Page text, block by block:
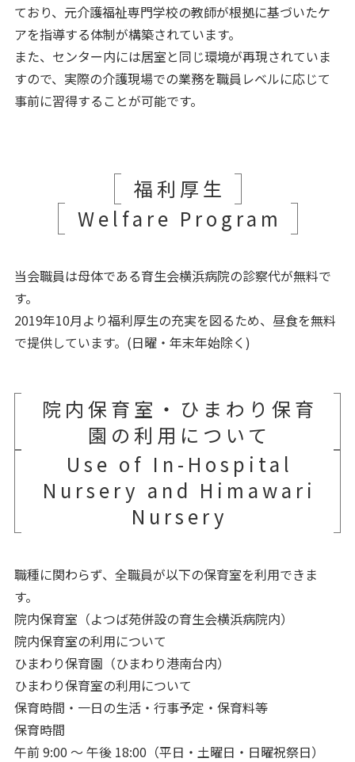
ており、元介護福祉専門学校の教師が根拠に基づいたケ
アを指導する体制が構築されています。
また、センター内には居室と同じ環境が再現されていま
すので、実際の介護現場での業務を職員レベルに応じて
事前に習得することが可能です。
福利厚生
Welfare Program
当会職員は母体である育生会横浜病院の診察代が無料で
す。
2019年10月より福利厚生の充実を図るため、昼食を無料
で提供しています。(日曜・年末年始除く)
院内保育室・ひまわり保育
園の利用について
Use of In-Hospital
Nursery and Himawari
Nursery
職種に関わらず、全職員が以下の保育室を利用できま
す。
院内保育室（よつば苑併設の育生会横浜病院内）
院内保育室の利用について
ひまわり保育園（ひまわり港南台内）
ひまわり保育室の利用について
保育時間・一日の生活・行事予定・保育料等
保育時間
午前 9:00 ～ 午後 18:00（平日・土曜日・日曜祝祭日）